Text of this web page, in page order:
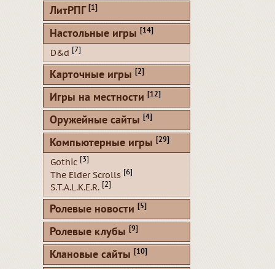
ЛитРПГ [1]
Настольные игры [14]
D&d [7]
Карточные игры [2]
Игры на местности [12]
Оружейные сайты [4]
Компьютерные игры [29]
Gothic [3]
The Elder Scrolls [6]
S.T.A.L.K.E.R. [2]
Ролевые новости [5]
Ролевые клубы [9]
Клановые сайты [10]